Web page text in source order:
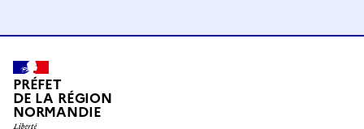
PRÉFET
DE LA RÉGION
NORMANDIE